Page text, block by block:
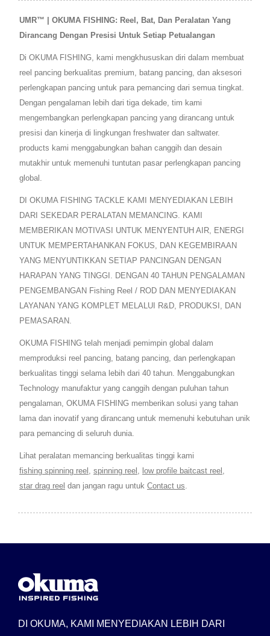
UMR™ | OKUMA FISHING: Reel, Bat, Dan Peralatan Yang
Dirancang Dengan Presisi Untuk Setiap Petualangan
Di OKUMA FISHING, kami mengkhususkan diri dalam membuat
reel pancing berkualitas premium, batang pancing, dan aksesori
perlengkapan pancing untuk para pemancing dari semua tingkat.
Dengan pengalaman lebih dari tiga dekade, tim kami
mengembangkan perlengkapan pancing yang dirancang untuk
presisi dan kinerja di lingkungan freshwater dan saltwater.
products kami menggabungkan bahan canggih dan desain
mutakhir untuk memenuhi tuntutan pasar perlengkapan pancing
global.
DI OKUMA FISHING TACKLE KAMI MENYEDIAKAN LEBIH
DARI SEKEDAR PERALATAN MEMANCING. KAMI
MEMBERIKAN MOTIVASI UNTUK MENYENTUH AIR, ENERGI
UNTUK MEMPERTAHANKAN FOKUS, DAN KEGEMBIRAAN
YANG MENYUNTIKKAN SETIAP PANCINGAN DENGAN
HARAPAN YANG TINGGI. DENGAN 40 TAHUN PENGALAMAN
PENGEMBANGAN Fishing Reel / ROD DAN MENYEDIAKAN
LAYANAN YANG KOMPLET MELALUI R&D, PRODUKSI, DAN
PEMASARAN.
OKUMA FISHING telah menjadi pemimpin global dalam
memproduksi reel pancing, batang pancing, dan perlengkapan
berkualitas tinggi selama lebih dari 40 tahun. Menggabungkan
Technology manufaktur yang canggih dengan puluhan tahun
pengalaman, OKUMA FISHING memberikan solusi yang tahan
lama dan inovatif yang dirancang untuk memenuhi kebutuhan unik
para pemancing di seluruh dunia.
Lihat peralatan memancing berkualitas tinggi kami
fishing spinning reel
spinning reel low profile baitcast reel
star drag reel dan jangan ragu untuk Contact us
DI OKUMA, KAMI MENYEDIAKAN LEBIH DARI